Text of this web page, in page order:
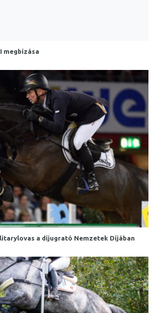
megbízása
a díjugrató Nemzetek Díjában